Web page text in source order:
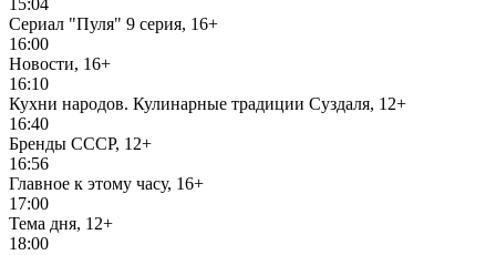
15:04
Сериал "Пуля" 9 серия, 16+
16:00
Новости, 16+
16:10
Кухни народов. Кулинарные традиции Суздаля, 12+
16:40
Бренды СССР, 12+
16:56
Главное к этому часу, 16+
17:00
Тема дня, 12+
18:00